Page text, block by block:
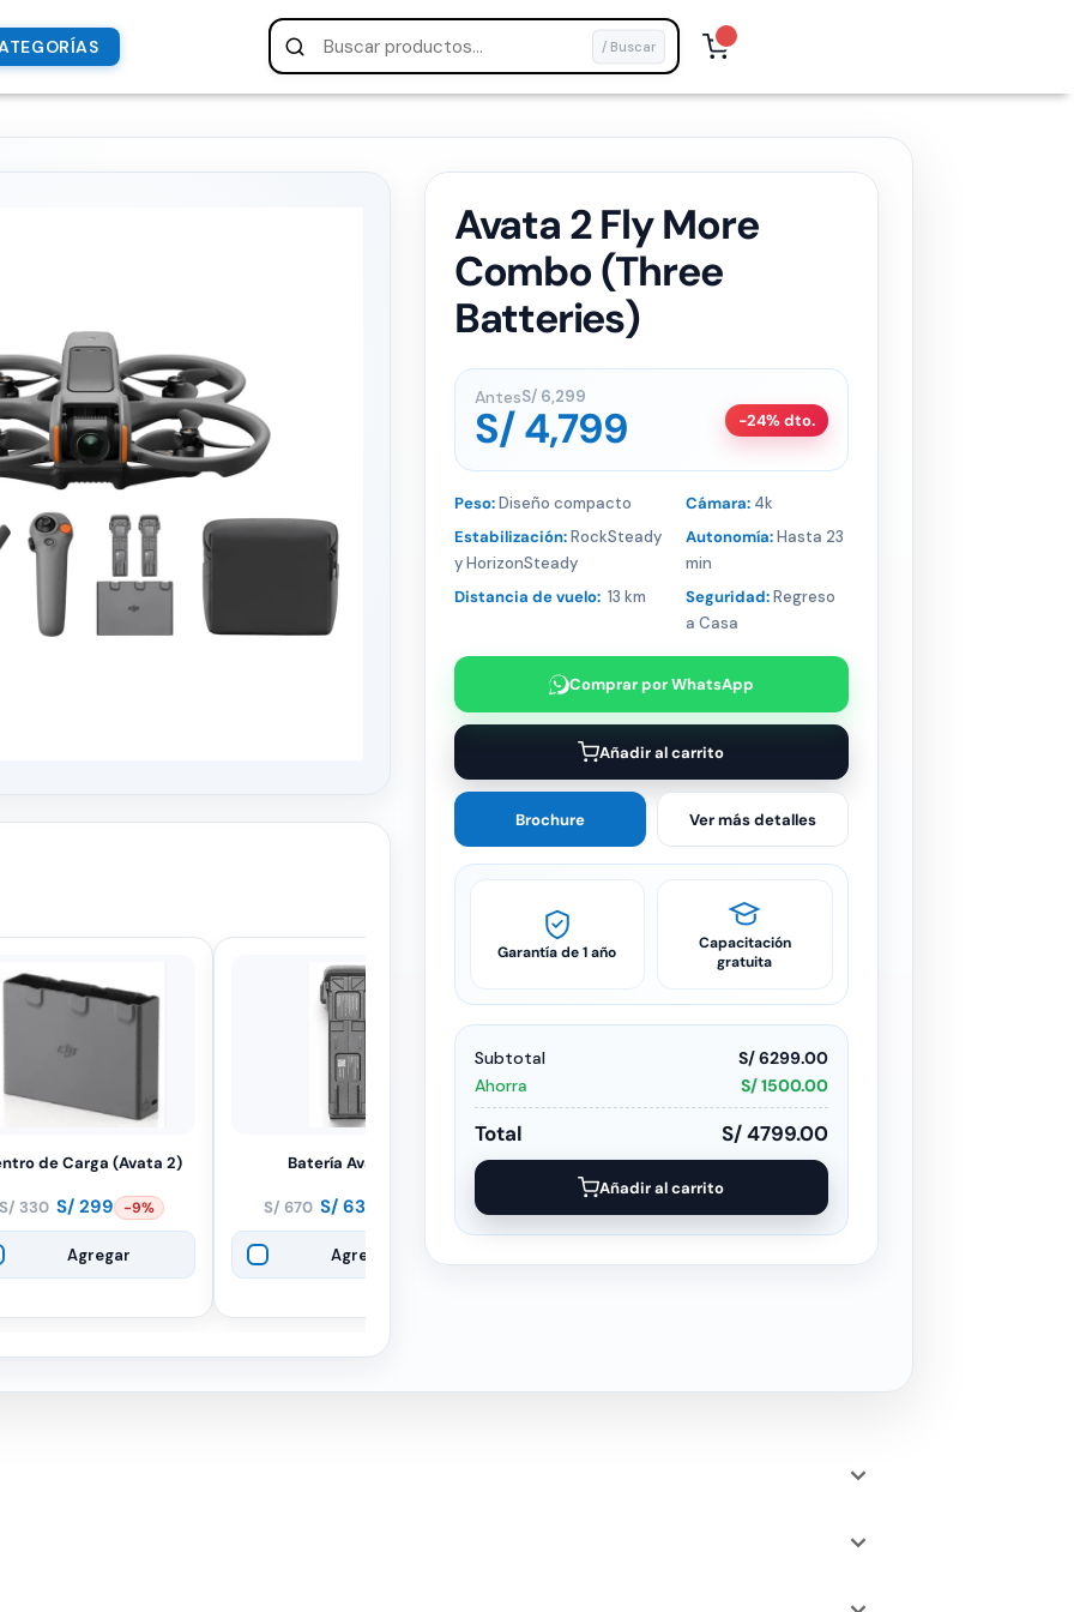
/ Buscar
de Carga (Avata 2)
S/ 330
El
precio
original
S/ 299
El
precio
actual
-9%
Agregar
Batería Avata 2
S/ 670
El
precio
original
S/ 639
El
precio
actual
Agregar
Avata 2 Fly More
Combo (Three
Batteries)
AntesS/6,299
S/4,799 -24% dto.
Peso:Diseño compacto Cámara: 4k
Estabilización:RockSteady
y HorizonSteady
Autonomía:Hasta 23
min
Distancia de vuelo: 13 km Seguridad:Regreso
a Casa
Comprar por WhatsApp
Añadir al carrito
Brochure Ver más detalles
Garantía de 1 año
Capacitación
gratuita
Subtotal
S/ 6299.00
Ahorra
S/ 1500.00
Total S/ 4799.00
Añadir al carrito